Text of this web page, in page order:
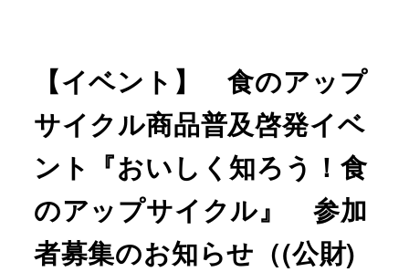
【イベント】 食のアップ
サイクル商品普及啓発イベ
ント『おいしく知ろう！食
のアップサイクル』 参加
者募集のお知らせ（(公財)